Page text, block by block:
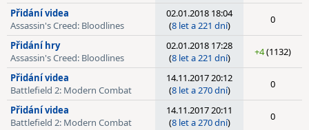
Přidání videa
Assassin's Creed: Bloodlines
02.01.2018 18:04
(8 let a 221 dní) 0
Přidání hry
Assassin's Creed: Bloodlines
02.01.2018 17:28
(8 let a 221 dní) +4(1132)
Přidání videa
Battlefield 2: Modern Combat
14.11.2017 20:12
(8 let a 270 dní) 0
Přidání videa
Battlefield 2: Modern Combat
14.11.2017 20:11
(8 let a 270 dní) 0